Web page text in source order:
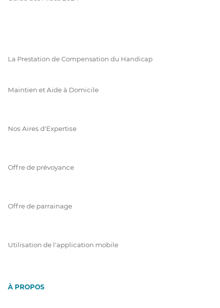
La Prestation de Compensation du Handicap
Maintien et Aide à Domicile
Nos Aires d'Expertise
Offre de prévoyance
Offre de parrainage
Utilisation de l'application mobile
À PROPOS